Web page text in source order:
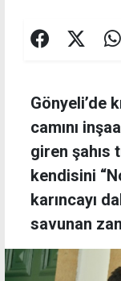
Gönyeli’de
camını
giren şahıs
kendisini
karıncayı
savunan